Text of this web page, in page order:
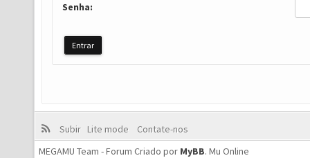
Senha:
Subir Lite mode
Contate-nos
MEGAMU Team - Forum Criado por MyBB. Mu Online